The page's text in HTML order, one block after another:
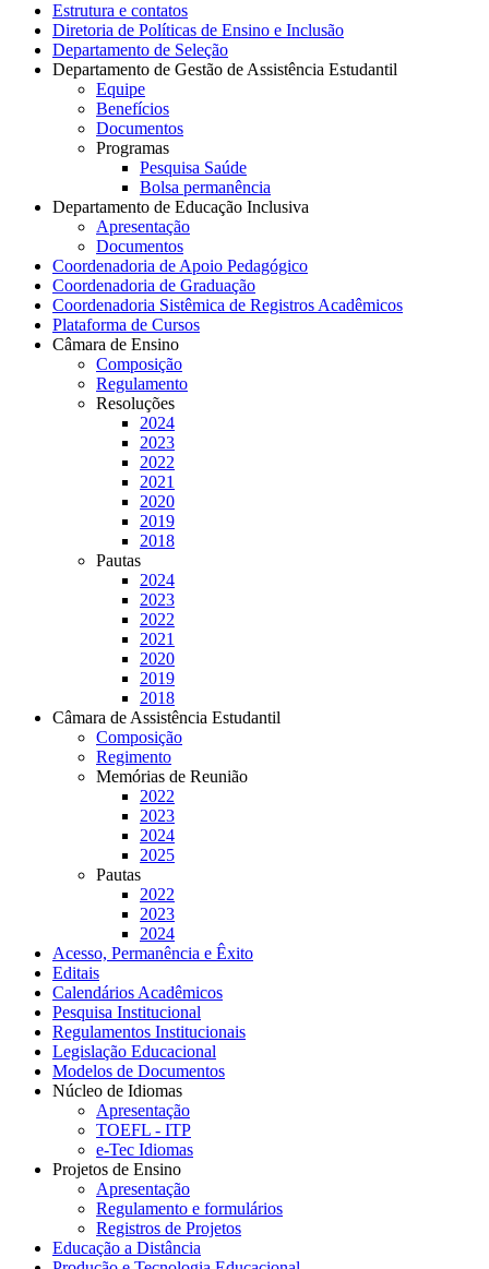
Estrutura e contatos
Diretoria de Políticas de Ensino e Inclusão
Departamento de Seleção
Departamento de Gestão de Assistência Estudantil
Equipe
Benefícios
Documentos
Programas
Pesquisa Saúde
Bolsa permanência
Departamento de Educação Inclusiva
Apresentação
Documentos
Coordenadoria de Apoio Pedagógico
Coordenadoria de Graduação
Coordenadoria Sistêmica de Registros Acadêmicos
Plataforma de Cursos
Câmara de Ensino
Composição
Regulamento
Resoluções
2024
2023
2022
2021
2020
2019
2018
Pautas
2024
2023
2022
2021
2020
2019
2018
Câmara de Assistência Estudantil
Composição
Regimento
Memórias de Reunião
2022
2023
2024
2025
Pautas
2022
2023
2024
Acesso, Permanência e Êxito
Editais
Calendários Acadêmicos
Pesquisa Institucional
Regulamentos Institucionais
Legislação Educacional
Modelos de Documentos
Núcleo de Idiomas
Apresentação
TOEFL - ITP
e-Tec Idiomas
Projetos de Ensino
Apresentação
Regulamento e formulários
Registros de Projetos
Educação a Distância